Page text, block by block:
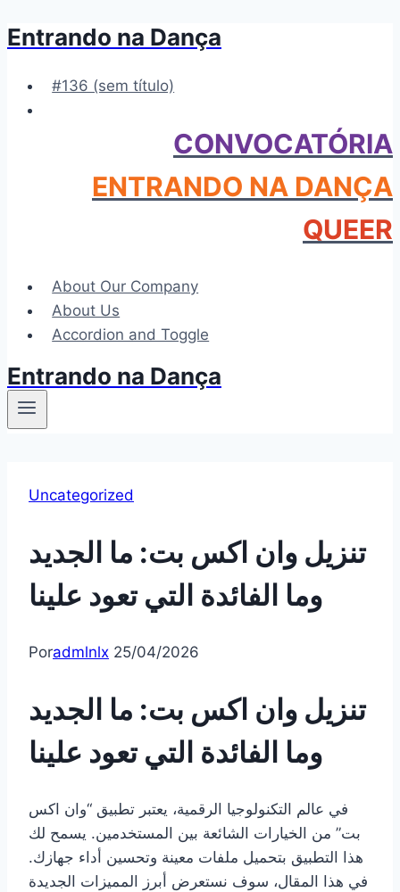
Pular
Conteúdo
Entrando na Dança
#136 (sem título)
CONVOCATÓRIA
ENTRANDO NA DANÇA
QUEER
About Our Company
About Us
Accordion and Toggle
Entrando na Dança
Uncategorized
تنزيل وان اكس بت: ما الجديد
وما الفائدة التي تعود علينا
Poradmlnlx 25/04/2026
تنزيل وان اكس بت: ما الجديد
وما الفائدة التي تعود علينا
في عالم التكنولوجيا الرقمية، يعتبر تطبيق “وان اكس
بت” من الخيارات الشائعة بين المستخدمين. يسمح لك
هذا التطبيق بتحميل ملفات معينة وتحسين أداء جهازك.
في هذا المقال، سوف نستعرض أبرز المميزات الجديدة